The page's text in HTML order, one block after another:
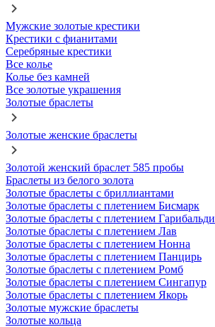
Мужские золотые крестики
Крестики с фианитами
Серебряные крестики
Все колье
Колье без камней
Все золотые украшения
Золотые браслеты
Золотые женские браслеты
Золотой женский браслет 585 пробы
Браслеты из белого золота
Золотые браслеты с бриллиантами
Золотые браслеты с плетением Бисмарк
Золотые браслеты с плетением Гарибальди
Золотые браслеты с плетением Лав
Золотые браслеты с плетением Нонна
Золотые браслеты с плетением Панцирь
Золотые браслеты с плетением Ромб
Золотые браслеты с плетением Сингапур
Золотые браслеты с плетением Якорь
Золотые мужские браслеты
Золотые кольца